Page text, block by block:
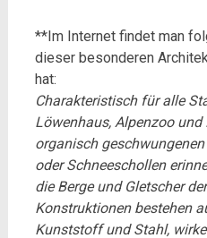
**Im Internet findet man
dieser besonderen
hat:
Charakteristisch für alle
Löwenhaus, Alpenzoo
organisch
oder Schneeschollen
die Berge und Gletscher
Konstruktionen bestehen
Kunststoff und Stahl,